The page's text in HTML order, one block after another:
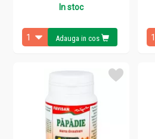
In stoc
Adauga in cos